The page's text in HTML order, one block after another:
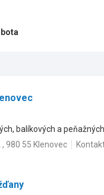
balíkových a
980 55 Klenovec